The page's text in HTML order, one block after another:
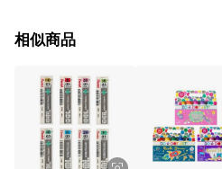
球嚴選、商城、專案商品、「草莓網」
回饋。 5. 點數回饋會扣除所有折扣優
實際回饋請依LINE購物通知為主。 6.
ETMall站內之折扣優惠(包含但不限於
券等)，不具點數回饋資格。詳細請依
顯示為準。 7. LINE購物設有「單一商
殊活動時開放「回饋無上限」)，以同
相似商品